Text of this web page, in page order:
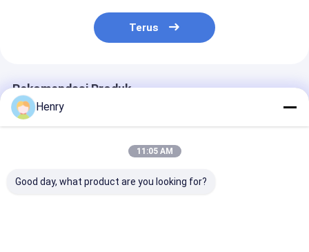
Terus
Rekomendasi Produk
Henry
11:05 AM
Good day, what product are you looking for?